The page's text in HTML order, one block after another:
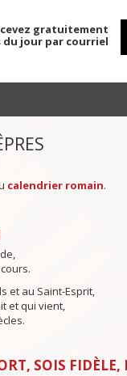
gratuitement
du jour par courriel
calendrier romain.
et au Saint-Esprit,
et qui vient,
SOIS FIDÈLE,